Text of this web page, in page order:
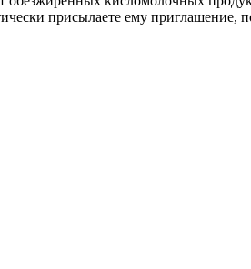
присылаете ему приглашение,